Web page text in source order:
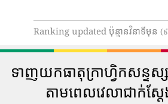
Ranking updated ប៉ុន្មានវិនាទីមុន (
ទាញយកធាតុក្រាហ្វិកសន្ទ
តាមពេលវេលាជាក់ស្ត